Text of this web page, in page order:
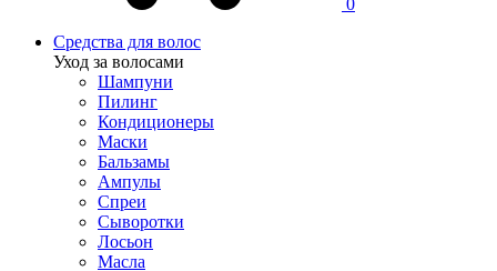
0
Средства для волос
Уход за волосами
Шампуни
Пилинг
Кондиционеры
Маски
Бальзамы
Ампулы
Спреи
Сыворотки
Лосьон
Масла